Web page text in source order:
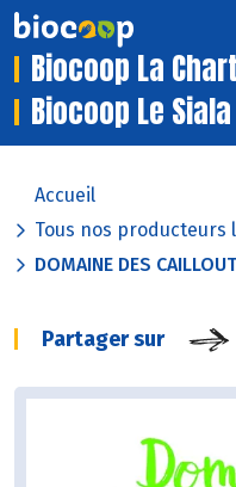
Biocoop La
Biocoop Le Siala
Accueil
Tous nos producteurs
DOMAINE DES
Partager sur